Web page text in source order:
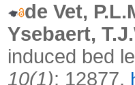
de Vet,
Ysebaert,
induced bed
10(1): 12877.